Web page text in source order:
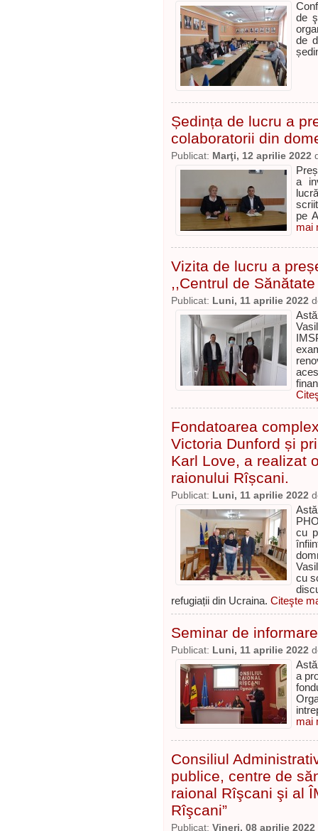
de
de
Ședința de lucru a
colaboratorii din
Publicat: Marţi, 12 aprilie 2022
a
pe
mai
Vizita de lucru a
,,Centrul de
Publicat: Luni, 11 aprilie 2022
Fondatoarea
Victoria Dunford și
Karl Love, a realizat
raionului Rîșcani.
Publicat: Luni, 11 aprilie 2022
cu
cu
refugiații din Ucraina. Citeşte
Seminar de
Publicat: Luni, 11 aprilie 2022
a
mai
Consiliul
publice, centre de
raional Rîşcani şi al
Rîşcani”
Publicat: Vineri, 08 aprilie 2022